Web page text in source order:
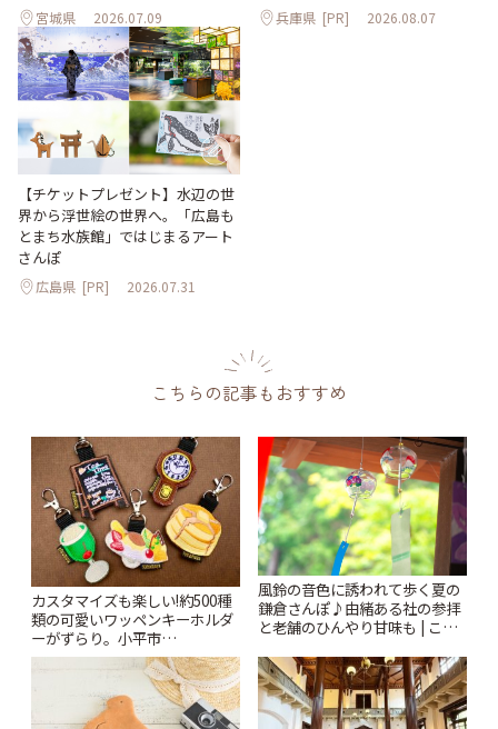
宮城県 2026.07.09 兵庫県 [PR] 2026.08.07
【チケットプレゼント】水辺の世
界から浮世絵の世界へ。「広島も
とまち水族館」ではじまるアート
さんぽ
広島県 [PR] 2026.07.31
こちらの記事もおすすめ
カスタマイズも楽しい!約500種
類の可愛いワッペンキーホルダ
ーがずらり。小平市
「Kimamaya T&K」 | ことりっ
風鈴の音色に誘われて歩く夏の
鎌倉さんぽ♪由緒ある社の参拝
と老舗のひんやり甘味も | こと